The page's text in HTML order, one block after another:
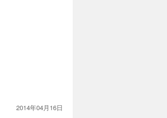
2014年04月16日